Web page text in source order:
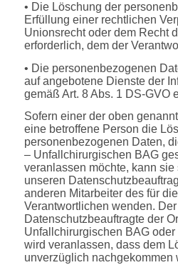
• Die Löschung der
Erfüllung einer rechtlichen
Unionsrecht oder dem Recht
erforderlich, dem der
• Die personenbezogenen
auf angebotene Dienste der
gemäß Art. 8 Abs. 1 DS-GVO
Sofern einer der oben
eine betroffene Person die
personenbezogenen Daten,
– Unfallchirurgischen BAG
veranlassen möchte, kann
unseren
anderen Mitarbeiter des für
Verantwortlichen wenden. Der
Datenschutzbeauftragte der
Unfallchirurgischen BAG
wird veranlassen, dass dem
unverzüglich nachgekommen